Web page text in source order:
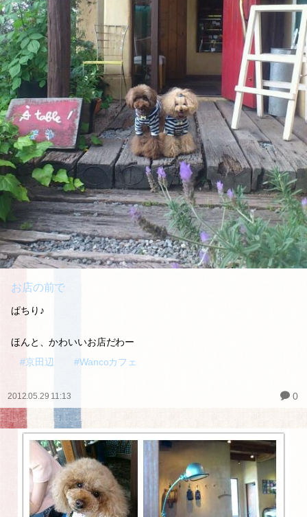
お店の前で
ぱちり♪
ほんと、かわいいお店だわー
#京田辺
#Wancoカフェ
2012.05.29 11:13 0